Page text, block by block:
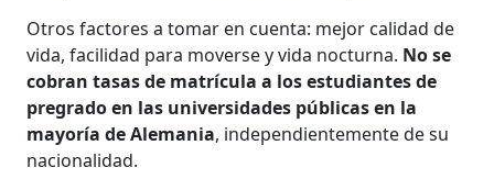
Otros factores a tomar en cuenta: mejor calidad de
vida, facilidad para moverse y vida nocturna. No se
cobran tasas de matrícula a los estudiantes de
pregrado en las universidades públicas en la
mayoría de Alemania, independientemente de su
nacionalidad.